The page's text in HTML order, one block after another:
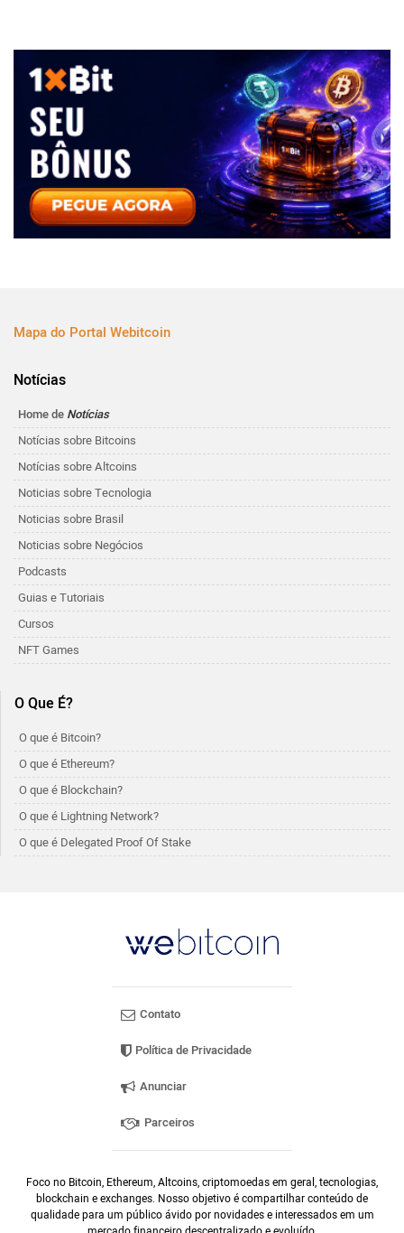
Mapa do Portal Webitcoin
Notícias
Home de Notícias
Notícias sobre Bitcoins
Notícias sobre Altcoins
Noticias sobre Tecnologia
Noticias sobre Brasil
Noticias sobre Negócios
Podcasts
Guias e Tutoriais
Cursos
NFT Games
O Que É?
O que é Bitcoin?
O que é Ethereum?
O que é Blockchain?
O que é Lightning Network?
O que é Delegated Proof Of Stake
Contato
Política de Privacidade
Anunciar
Parceiros
Foco no Bitcoin, Ethereum, Altcoins, criptomoedas em geral, tecnologias,
blockchain e exchanges. Nosso objetivo é compartilhar conteúdo de
qualidade para um público ávido por novidades e interessados em um